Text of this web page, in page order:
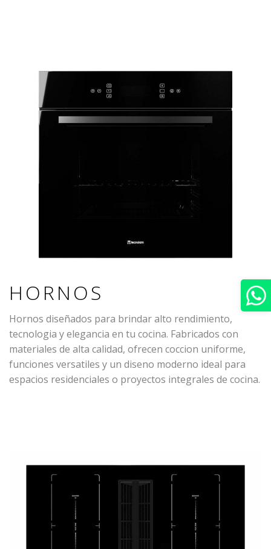
HORNOS
Hornos diseñados para brindar alto rendimiento,
tecnologia y elegancia en tu cocina. Fabricados con
materiales de alta calidad, ofrecen coccion uniforme,
funciones versatiles y un diseno moderno ideal para
espacios residenciales o proyectos integrales de cocina.